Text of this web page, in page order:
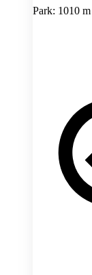
Park: 1010 m